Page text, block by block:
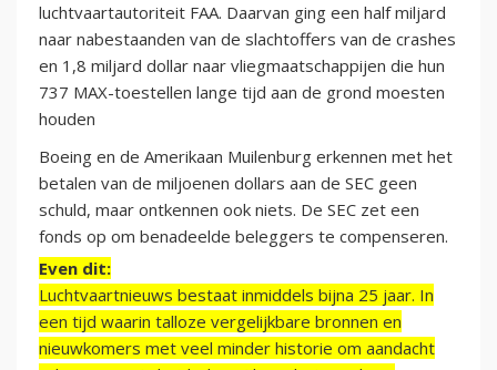
luchtvaartautoriteit FAA. Daarvan ging een half miljard
naar nabestaanden van de slachtoffers van de crashes
en 1,8 miljard dollar naar vliegmaatschappijen die hun
737 MAX-toestellen lange tijd aan de grond moesten
houden
Boeing en de Amerikaan Muilenburg erkennen met het
betalen van de miljoenen dollars aan de SEC geen
schuld, maar ontkennen ook niets. De SEC zet een
fonds op om benadeelde beleggers te compenseren.
Even dit:
Luchtvaartnieuws bestaat inmiddels bijna 25 jaar. In
een tijd waarin talloze vergelijkbare bronnen en
nieuwkomers met veel minder historie om aandacht